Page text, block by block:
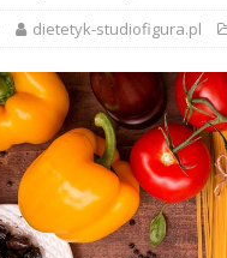
dietetyk-studiofigura.pl